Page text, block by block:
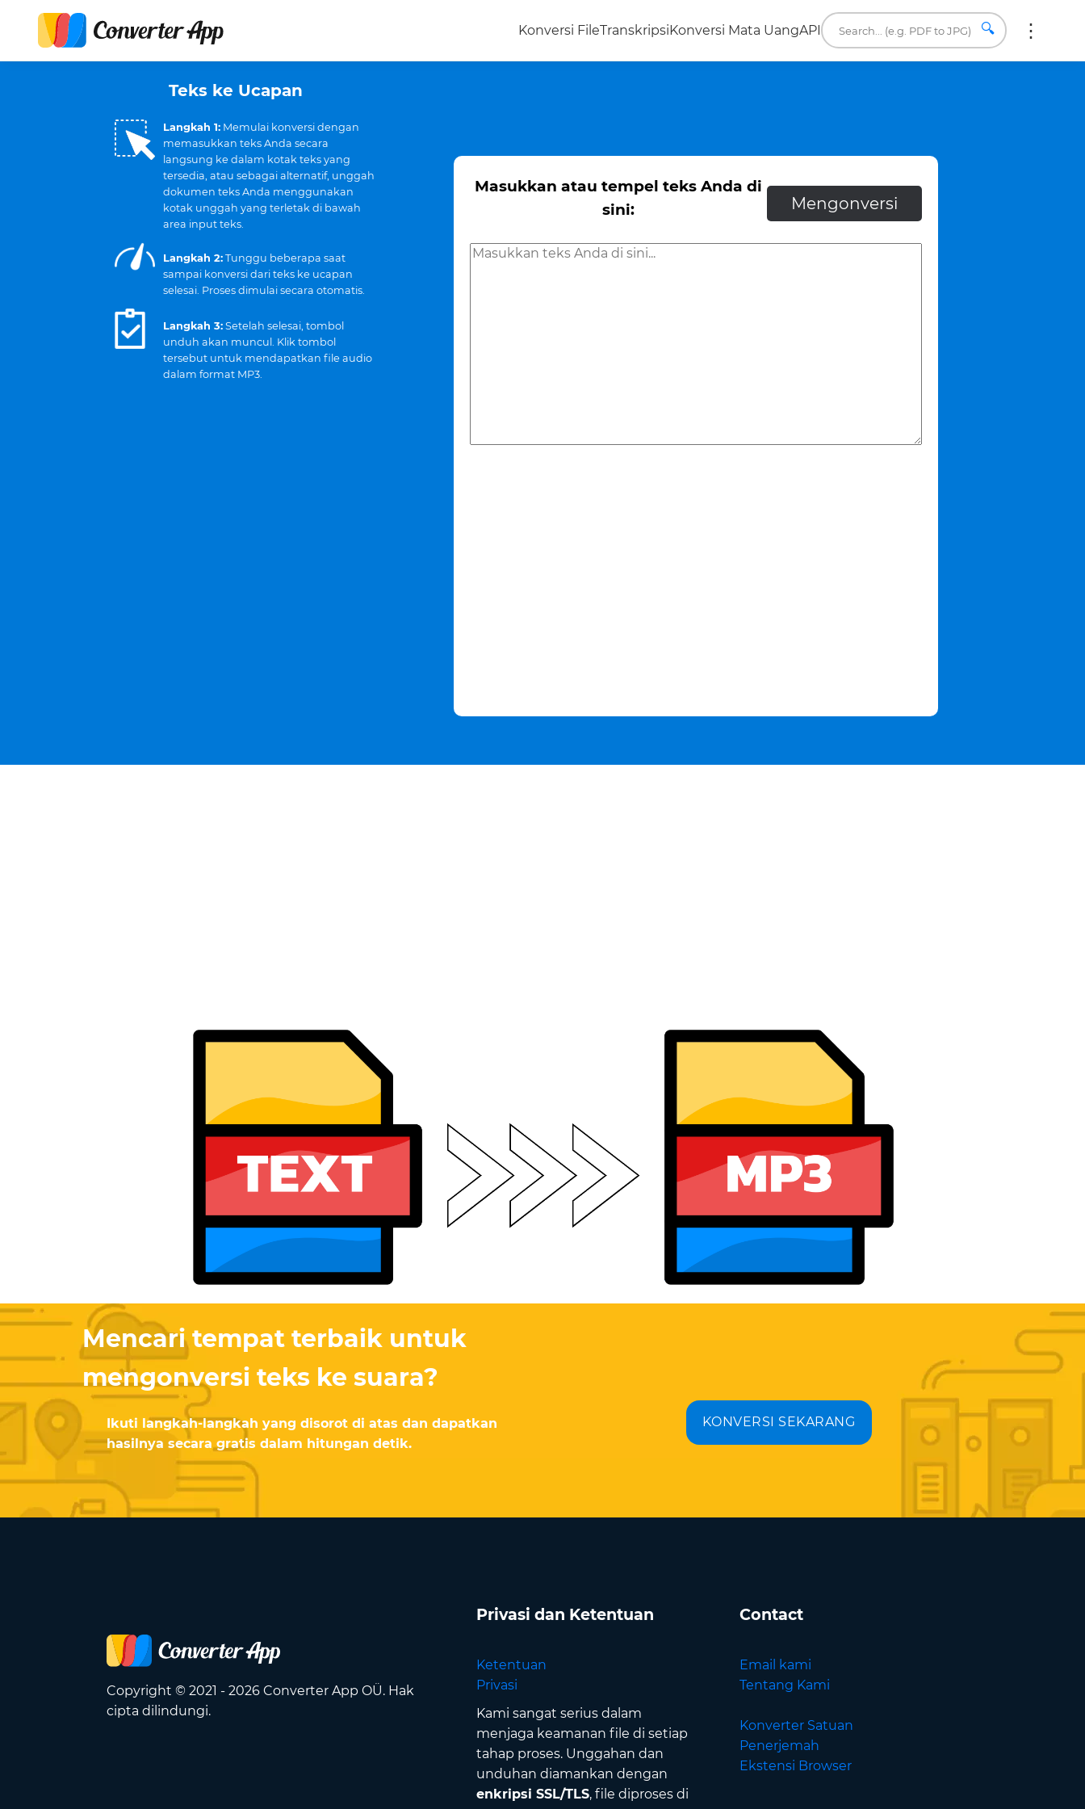
Konversi FileTranskripsiKonversi Mata UangAPI 🔍
Teks ke Ucapan
Langkah 1: Memulai konversi dengan
memasukkan teks Anda secara
langsung ke dalam kotak teks yang
tersedia, atau sebagai alternatif, unggah
dokumen teks Anda menggunakan
kotak unggah yang terletak di bawah
area input teks.
Langkah 2: Tunggu beberapa saat
sampai konversi dari teks ke ucapan
selesai. Proses dimulai secara otomatis.
Langkah 3: Setelah selesai, tombol
unduh akan muncul. Klik tombol
tersebut untuk mendapatkan file audio
dalam format MP3.
Masukkan atau tempel teks Anda di
sini:
Mengonversi
Mencari tempat terbaik untuk
mengonversi teks ke suara?
Ikuti langkah-langkah yang disorot di atas dan dapatkan
hasilnya secara gratis dalam hitungan detik.
KONVERSI SEKARANG
Copyright © 2021 - 2026 Converter App OÜ. Hak
cipta dilindungi.
Privasi dan Ketentuan
Ketentuan
Privasi
Kami sangat serius dalam
menjaga keamanan file di setiap
tahap proses. Unggahan dan
unduhan diamankan dengan
enkripsi SSL/TLS, file diproses di
Contact
Email kami
Tentang Kami
Konverter Satuan
Penerjemah
Ekstensi Browser